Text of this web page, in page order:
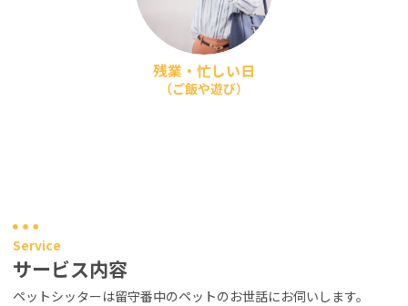
残業・忙しい日
（ご飯や遊び）
Service
サービス内容
ペットシッターは留守番中のペットのお世話にお伺いします。